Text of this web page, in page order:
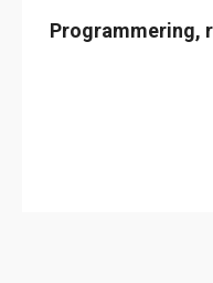
Programmering,